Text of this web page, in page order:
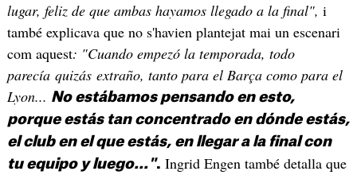
lugar, feliz de que ambas hayamos llegado a la final", i
també explicava que no s'havien plantejat mai un escenari
com aquest: "Cuando empezó la temporada, todo
parecía quizás extraño, tanto para el Barça como para el
Lyon... No estábamos pensando en esto,
porque estás tan concentrado en dónde estás,
el club en el que estás, en llegar a la final con
tu equipo y luego...". Ingrid Engen també detalla que